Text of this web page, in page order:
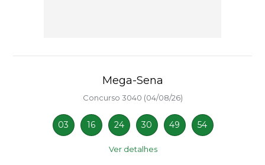
Mega-Sena
Concurso 3040 (04/08/26)
03 16 24 30 49 54
Ver detalhes